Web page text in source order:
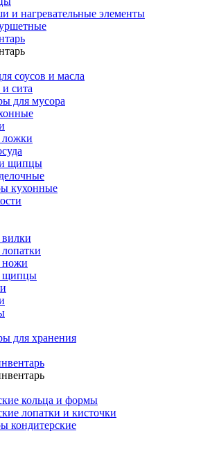
и нагревательные элементы
соусов и масла
сита
для мусора
щипцы
кухонные
ножи
щипцы
для хранения
кольца и формы
лопатки и кисточки
кондитерские